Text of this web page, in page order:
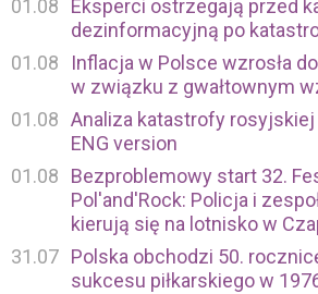
01.08
Eksperci ostrzegają przed
dezinformacyjną po
01.08
Inflacja w Polsce wzrosła
w związku z gwałtownym
01.08 Analiza katastrofy
ENG version
01.08
Bezproblemowy start 32.
Pol'and'Rock: Policja i
kierują się na lotnisko w
31.07 Polska obchodzi 50.
sukcesu piłkarskiego w